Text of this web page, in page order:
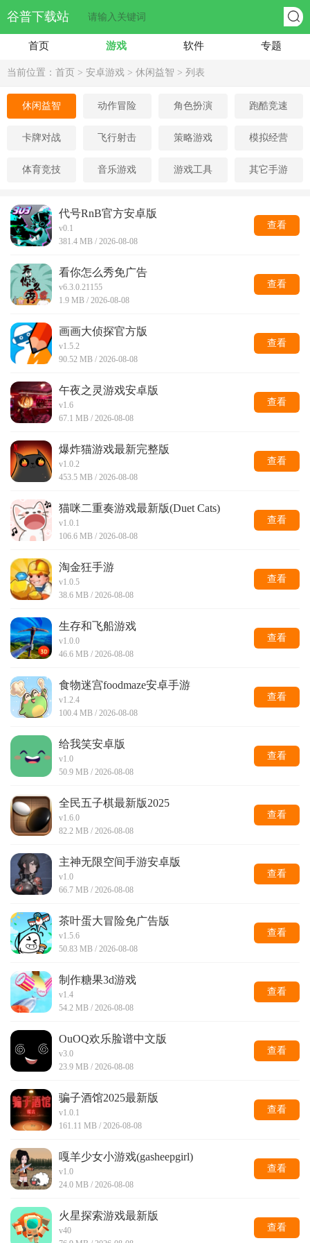
谷普下载站
首页 游戏 软件 专题
当前位置： 首页 > 安卓游戏 > 休闲益智 > 列表
休闲益智 动作冒险 角色扮演 跑酷竞速
卡牌对战 飞行射击 策略游戏 模拟经营
体育竞技 音乐游戏 游戏工具 其它手游
代号RnB官方安卓版
v0.1
381.4 MB / 2026-08-08
查看
看你怎么秀免广告
v6.3.0.21155
1.9 MB / 2026-08-08
查看
画画大侦探官方版
v1.5.2
90.52 MB / 2026-08-08
查看
午夜之灵游戏安卓版
v1.6
67.1 MB / 2026-08-08
查看
爆炸猫游戏最新完整版
v1.0.2
453.5 MB / 2026-08-08
查看
猫咪二重奏游戏最新版(Duet Cats)
v1.0.1
106.6 MB / 2026-08-08
查看
淘金狂手游
v1.0.5
38.6 MB / 2026-08-08
查看
生存和飞船游戏
v1.0.0
46.6 MB / 2026-08-08
查看
食物迷宫foodmaze安卓手游
v1.2.4
100.4 MB / 2026-08-08
查看
给我笑安卓版
v1.0
50.9 MB / 2026-08-08
查看
全民五子棋最新版2025
v1.6.0
82.2 MB / 2026-08-08
查看
主神无限空间手游安卓版
v1.0
66.7 MB / 2026-08-08
查看
茶叶蛋大冒险免广告版
v1.5.6
50.83 MB / 2026-08-08
查看
制作糖果3d游戏
v1.4
54.2 MB / 2026-08-08
查看
OuOQ欢乐脸谱中文版
v3.0
23.9 MB / 2026-08-08
查看
骗子酒馆2025最新版
v1.0.1
161.11 MB / 2026-08-08
查看
嘎羊少女小游戏(gasheepgirl)
v1.0
24.0 MB / 2026-08-08
查看
火星探索游戏最新版
v40
查看